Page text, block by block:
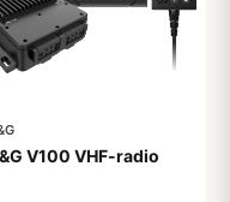
V100 VHF-radio